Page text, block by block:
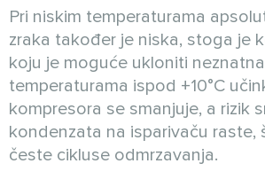
Pri niskim temperaturama
zraka također je niska, stoga je
koju je moguće ukloniti
temperaturama ispod +10°C
kompresora se smanjuje, a rizik
kondenzata na isparivaču raste,
česte cikluse odmrzavanja.